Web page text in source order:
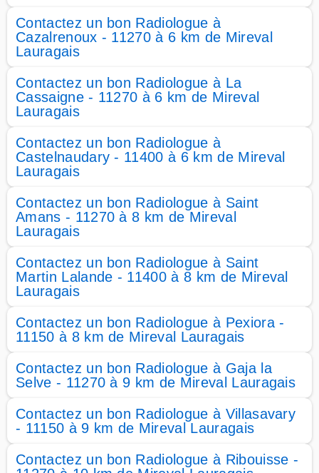
Contactez un bon Radiologue à
Cazalrenoux - 11270 à 6 km de Mireval
Lauragais
Contactez un bon Radiologue à La
Cassaigne - 11270 à 6 km de Mireval
Lauragais
Contactez un bon Radiologue à
Castelnaudary - 11400 à 6 km de Mireval
Lauragais
Contactez un bon Radiologue à Saint
Amans - 11270 à 8 km de Mireval
Lauragais
Contactez un bon Radiologue à Saint
Martin Lalande - 11400 à 8 km de Mireval
Lauragais
Contactez un bon Radiologue à Pexiora -
11150 à 8 km de Mireval Lauragais
Contactez un bon Radiologue à Gaja la
Selve - 11270 à 9 km de Mireval Lauragais
Contactez un bon Radiologue à Villasavary
- 11150 à 9 km de Mireval Lauragais
Contactez un bon Radiologue à Ribouisse -